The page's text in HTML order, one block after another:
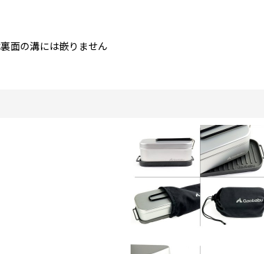
面の溝には嵌りません